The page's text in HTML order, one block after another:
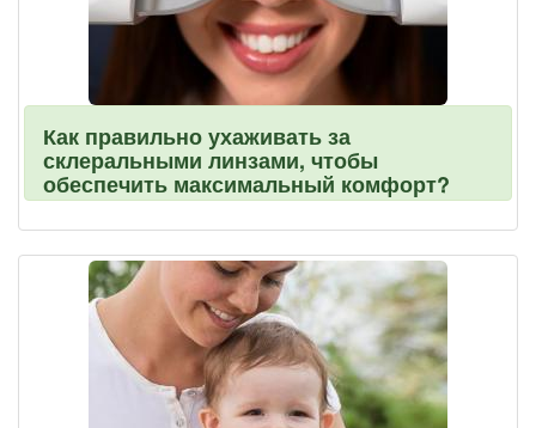
Как правильно ухаживать за
склеральными линзами, чтобы
обеспечить максимальный комфорт?